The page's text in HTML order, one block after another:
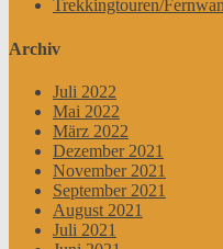
Trekkingtouren/
Archiv
Juli 2022
Mai 2022
März 2022
Dezember 2021
November 2021
September 2021
August 2021
Juli 2021